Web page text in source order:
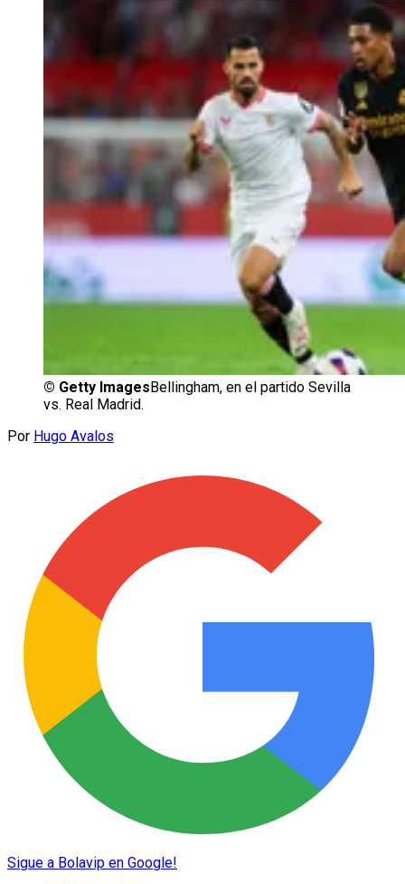
© Getty ImagesBellingham, en el partido Sevilla
vs. Real Madrid.
Por Hugo Avalos
Sigue a Bolavip en Google!